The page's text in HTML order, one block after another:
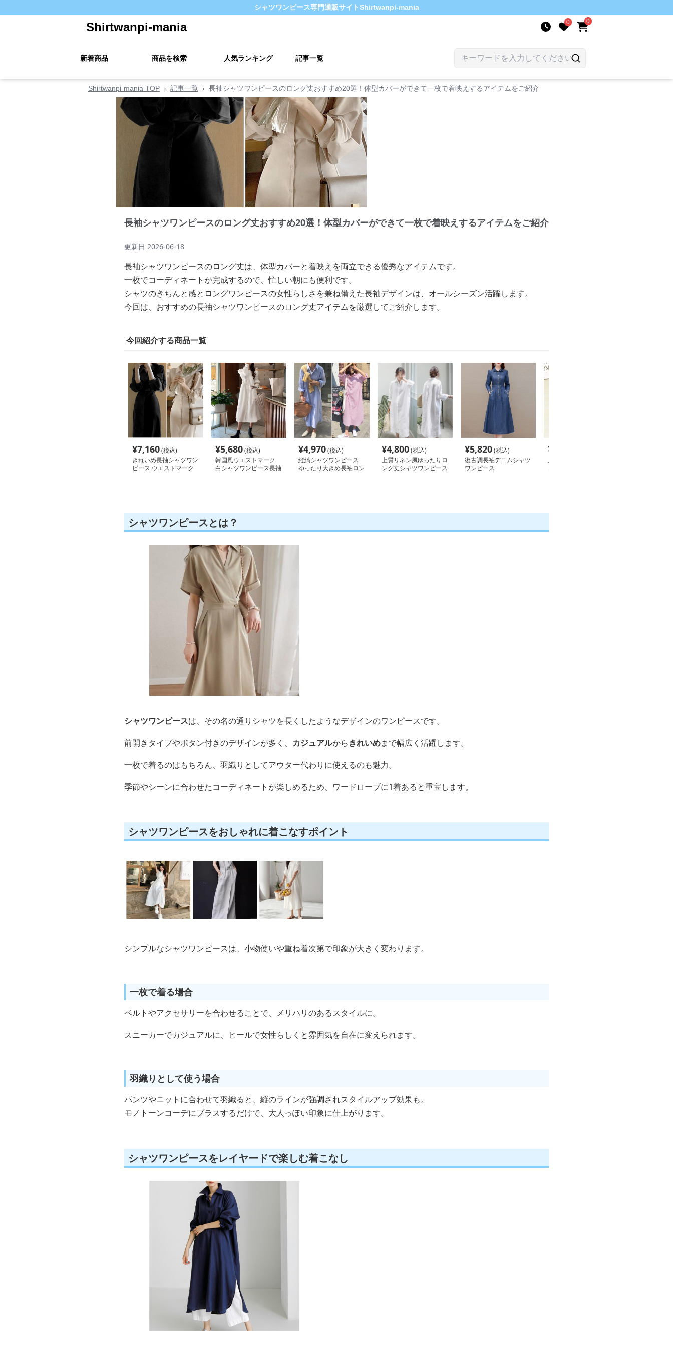
シャツワンピース専門通販サイトShirtwanpi-mania
Shirtwanpi-mania 0 0
新着商品 商品を検索 人気ランキング 記事一覧
Shirtwanpi-mania TOP › 記事一覧 › 長袖シャツワンピースのロング丈おすすめ20選！体型カバーができて一枚で着映えするアイテムをご紹介
長袖シャツワンピースのロング丈おすすめ20選！体型カバーができて一枚で着映えするアイテムをご紹介
更新日 2026-06-18
長袖シャツワンピースのロング丈は、体型カバーと着映えを両立できる優秀なアイテムです。
一枚でコーディネートが完成するので、忙しい朝にも便利です。
シャツのきちんと感とロングワンピースの女性らしさを兼ね備えた長袖デザインは、オールシーズン活躍します。
今回は、おすすめの長袖シャツワンピースのロング丈アイテムを厳選してご紹介します。
今回紹介する商品一覧
¥7,160(税込)
きれいめ長袖シャツワン
ピース ウエストマーク
¥5,680(税込)
韓国風ウエストマーク
白シャツワンピース長袖
¥4,970(税込)
縦縞シャツワンピース
ゆったり大きめ長袖ロン
¥4,800(税込)
上質リネン風ゆったりロ
ング丈シャツワンピース
¥5,820(税込)
復古調長袖デニムシャツ
ワンピース
¥
上品な長め丈 ベルト付
シャツワンピースとは？
シャツワンピースは、その名の通りシャツを長くしたようなデザインのワンピースです。
前開きタイプやボタン付きのデザインが多く、 カジュアルからきれいめまで幅広く活躍します。
一枚で着るのはもちろん、羽織りとしてアウター代わりに使えるのも魅力。
季節やシーンに合わせたコーディネートが楽しめるため、ワードローブに1着あると重宝します。
シャツワンピースをおしゃれに着こなすポイント
シンプルなシャツワンピースは、小物使いや重ね着次第で印象が大きく変わります。
一枚で着る場合
ベルトやアクセサリーを合わせることで、メリハリのあるスタイルに。
スニーカーでカジュアルに、ヒールで女性らしくと雰囲気を自在に変えられます。
羽織りとして使う場合
パンツやニットに合わせて羽織ると、縦のラインが強調されスタイルアップ効果も。
モノトーンコーデにプラスするだけで、大人っぽい印象に仕上がります。
シャツワンピースをレイヤードで楽しむ着こなし